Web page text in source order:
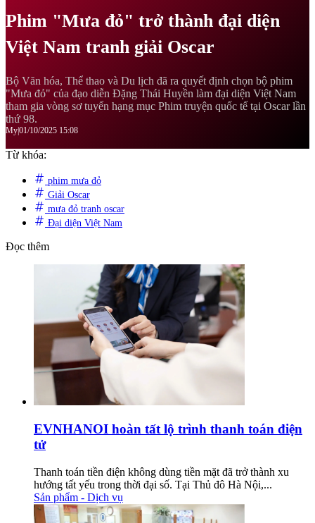
Phim "Mưa đỏ" trở thành đại diện
Việt Nam tranh giải Oscar
Bộ Văn hóa, Thể thao và Du lịch đã ra quyết định chọn bộ phim
"Mưa đỏ" của đạo diễn Đặng Thái Huyền làm đại diện Việt Nam
tham gia vòng sơ tuyển hạng mục Phim truyện quốc tế tại Oscar lần
thứ 98.
My01/10/2025 15:08
Từ khóa:
phim mưa đỏ
Giải Oscar
mưa đỏ tranh oscar
Đại diện Việt Nam
Đọc thêm
EVNHANOI hoàn tất lộ trình thanh toán điện
tử
Thanh toán tiền điện không dùng tiền mặt đã trở thành xu
hướng tất yếu trong thời đại số. Tại Thủ đô Hà Nội,...
Sản phẩm - Dịch vụ